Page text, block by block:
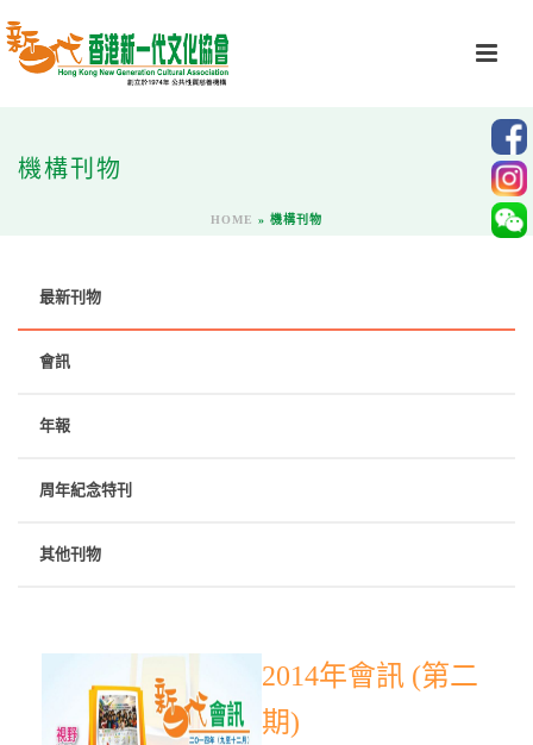
機構刊物
HOME » 機構刊物
最新刊物
會訊
年報
周年紀念特刊
其他刊物
2014年會訊 (第二
期)